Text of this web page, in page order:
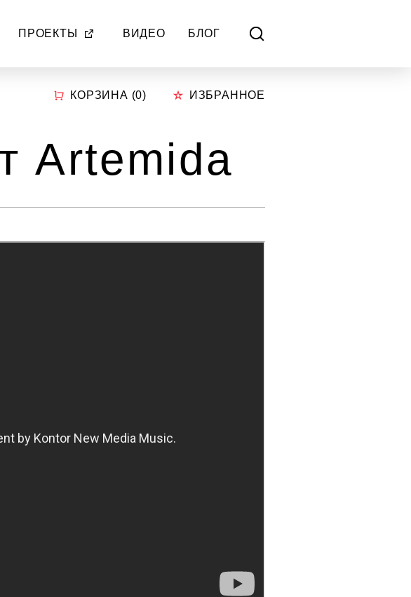
ПРОЕКТЫ ВИДЕО БЛОГ
КОРЗИНА (0) ИЗБРАННОЕ
Artemida